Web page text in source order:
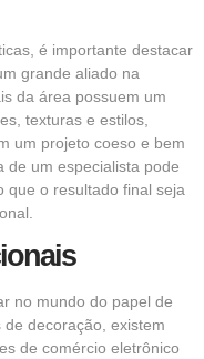
é importante destacar
grande aliado na
da área possuem um
texturas e estilos,
um projeto coeso e bem
de um especialista pode
que o resultado final seja
no mundo do papel de
decoração, existem
de comércio eletrônico